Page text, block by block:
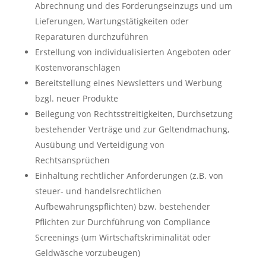
Abrechnung und des Forderungseinzugs und um
Lieferungen, Wartungstätigkeiten oder
Reparaturen durchzuführen
Erstellung von individualisierten Angeboten oder
Kostenvoranschlägen
Bereitstellung eines Newsletters und Werbung
bzgl. neuer Produkte
Beilegung von Rechtsstreitigkeiten, Durchsetzung
bestehender Verträge und zur Geltendmachung,
Ausübung und Verteidigung von
Rechtsansprüchen
Einhaltung rechtlicher Anforderungen (z.B. von
steuer- und handelsrechtlichen
Aufbewahrungspflichten) bzw. bestehender
Pflichten zur Durchführung von Compliance
Screenings (um Wirtschaftskriminalität oder
Geldwäsche vorzubeugen)